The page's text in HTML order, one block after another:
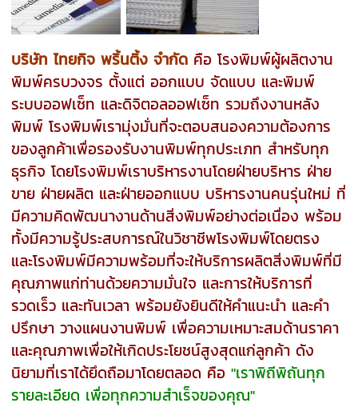
บริษัท ไทยกิจ พริ้นติ้ง จำกัด คือ โรงพิมพ์ผู้ผลิตงาน
พิมพ์ครบวงจร ตั้งแต่ ออกแบบ จัดแบบ และพิมพ์
ระบบออฟเซ็ท และดิจิตอลออฟเซ็ท รวมถึงงานหลัง
พิมพ์ โรงพิมพ์เรามุ่งมั่นที่จะตอบสนองความต้องการ
ของลูกค้าเพื่อรองรับงานพิมพ์ทุกประเภท สำหรับทุก
ธุรกิจ โดยโรงพิมพ์เราบริหารงานโดยฝ่ายบริหาร ฝ่าย
ขาย ฝ่ายผลิต และฝ่ายออกแบบ บริหารงานคนรุ่นใหม่ ที่
มีความคิดพัฒนางานด้านสิ่งพิมพ์อย่างต่อเนื่อง พร้อม
ทั้งมีความรู้ประสบการณ์ในวิชาชีพโรงพิมพ์โดยตรง
และโรงพิมพ์มีความพร้อมที่จะให้บริการผลิตสิ่งพิมพ์ที่มี
คุณภาพแก่ท่านด้วยความมั่นใจ และการให้บริการที่
รวดเร็ว และทันเวลา พร้อมยังยินดีให้คำแนะนำ และคำ
ปรึกษา วางแผนงานพิมพ์ เพื่อความเหมาะสมด้านราคา
และคุณภาพเพื่อให้เกิดประโยชน์สูงสุดแก่ลูกค้า ดัง
นิยามที่เราได้ยึดถือมาโดยตลอด คือ"เราพิถีพิถันทุก
รายละเอียด เพื่อทุกความสำเร็จของคุณ"